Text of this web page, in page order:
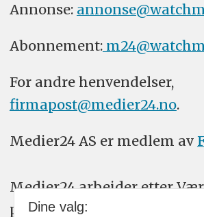
Annonse:
Abonnement:
For andre henvendelser,
firmapost@medier24.no.
Medier24 AS er medlem av
Medier24 arbeider etter
plakatens regler for god
Dine valg: